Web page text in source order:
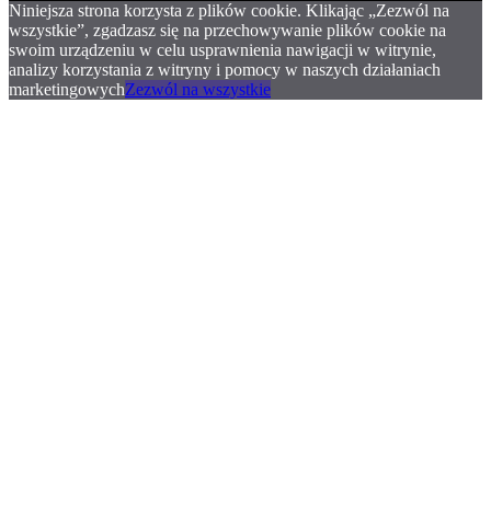
Niniejsza strona korzysta z plików cookie. Klikając „Zezwól na
wszystkie”, zgadzasz się na przechowywanie plików cookie na
swoim urządzeniu w celu usprawnienia nawigacji w witrynie,
analizy korzystania z witryny i pomocy w naszych działaniach
marketingowychZezwól na wszystkie